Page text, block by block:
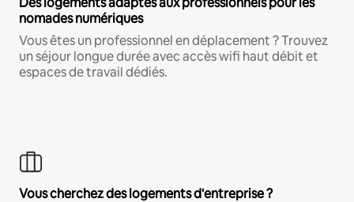
nomades numériques
Vous êtes un professionnel en déplacement ? Trouvez
un séjour longue durée avec accès wifi haut débit et
espaces de travail dédiés.
Vous cherchez des logements d'entreprise ?